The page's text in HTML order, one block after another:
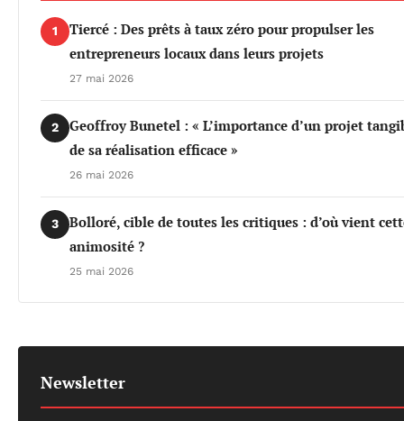
1
Tiercé : Des prêts à taux zéro pour propulser les
entrepreneurs locaux dans leurs projets
27 mai 2026
2
Geoffroy Bunetel : « L’importance d’un projet
de sa réalisation efficace »
26 mai 2026
3
Bolloré, cible de toutes les critiques : d’où vient
animosité ?
25 mai 2026
Newsletter